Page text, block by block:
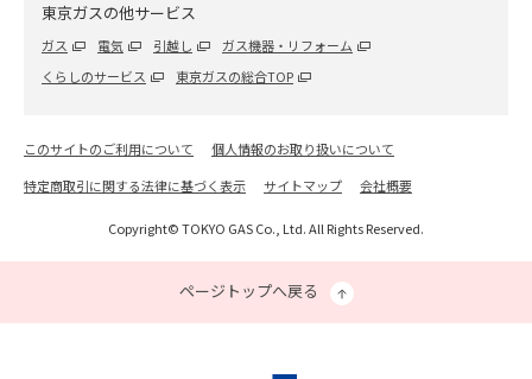
東京ガスの他サービス
ガス 電気 引越し
ガス機器・リフォーム
くらしのサービス
東京ガスの総合TOP
このサイトのご利用について
個人情報のお取り扱いについて
特定商取引に関する法律に基づく表示
サイトマップ 会社概要
Copyright© TOKYO GAS Co., Ltd. All Rights Reserved.
ページトップへ戻る